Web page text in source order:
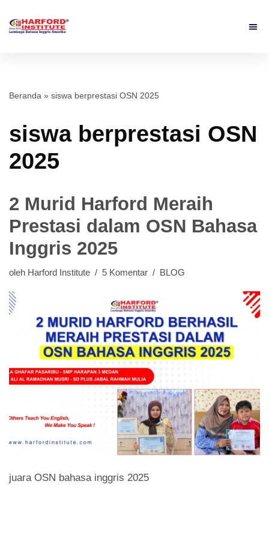
Beranda » siswa berprestasi OSN 2025
siswa berprestasi OSN
2025
2 Murid Harford Meraih
Prestasi dalam OSN Bahasa
Inggris 2025
oleh Harford Institute 5 Komentar BLOG
juara OSN bahasa inggris 2025